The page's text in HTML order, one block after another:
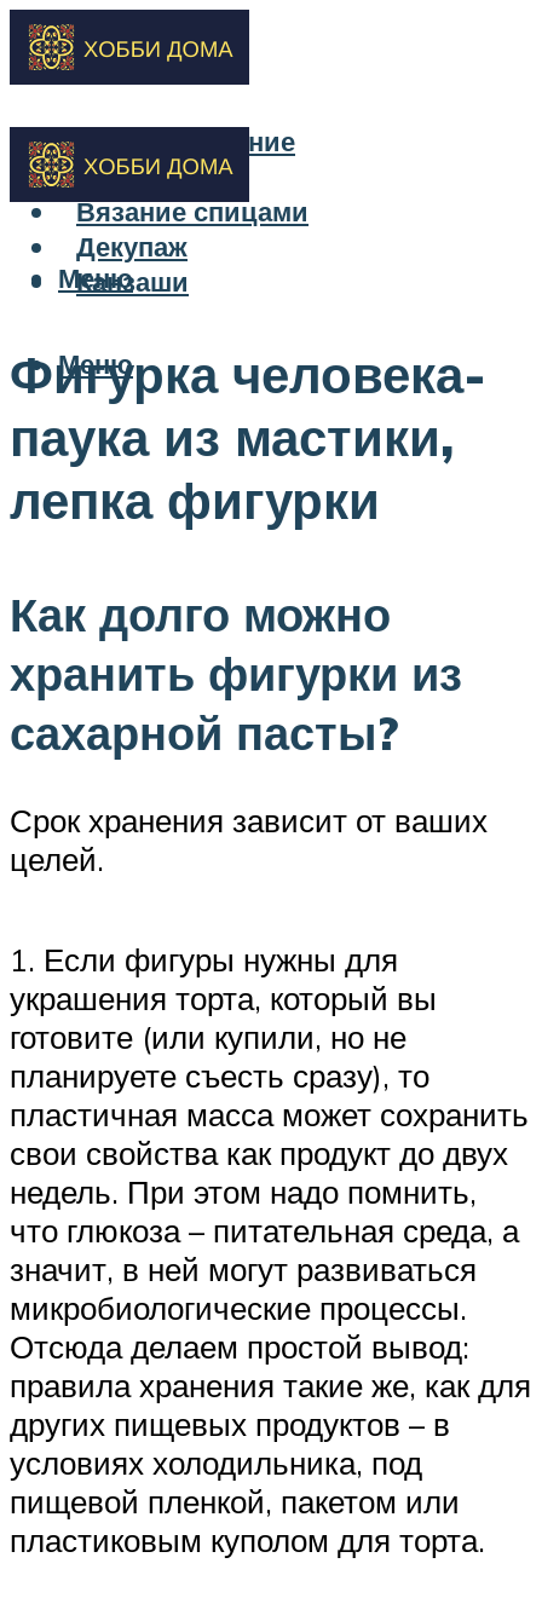
Бисероплетение
Вышивка
Вязание спицами
Декупаж
Канзаши
Меню
Меню
Фигурка человека-
паука из мастики,
лепка фигурки
Как долго можно
хранить фигурки из
сахарной пасты?
Срок хранения зависит от ваших
целей.
1. Если фигуры нужны для
украшения торта, который вы
готовите (или купили, но не
планируете съесть сразу), то
пластичная масса может сохранить
свои свойства как продукт до двух
недель. При этом надо помнить,
что глюкоза – питательная среда, а
значит, в ней могут развиваться
микробиологические процессы.
Отсюда делаем простой вывод:
правила хранения такие же, как для
других пищевых продуктов – в
условиях холодильника, под
пищевой пленкой, пакетом или
пластиковым куполом для торта.